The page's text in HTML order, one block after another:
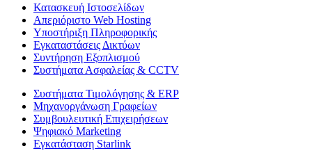
Κατασκευή Ιστοσελίδων
Απεριόριστο Web Hosting
Υποστήριξη Πληροφορικής
Εγκαταστάσεις Δικτύων
Συντήρηση Εξοπλισμού
Συστήματα Ασφαλείας & CCTV
Συστήματα Τιμολόγησης & ERP
Μηχανοργάνωση Γραφείων
Συμβουλευτική Επιχειρήσεων
Ψηφιακό Marketing
Εγκατάσταση Starlink